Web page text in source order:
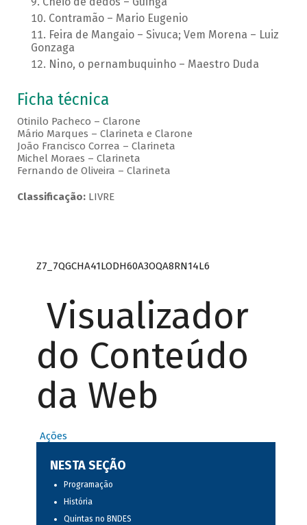
Contramão – Mario Eugenio
Feira de Mangaio – Sivuca; Vem Morena – Luiz
Gonzaga
Nino, o pernambuquinho – Maestro Duda
Ficha técnica
Otinilo Pacheco – Clarone
Mário Marques – Clarineta e Clarone
João Francisco Correa – Clarineta
Michel Moraes – Clarineta
Fernando de Oliveira – Clarineta
Classificação:LIVRE
Z7_7QGCHA41LODH60A3OQA8RN14L6
Visualizador
do Conteúdo
da Web
Ações
NESTA SEÇÃO
Programação
História
Quintas no BNDES